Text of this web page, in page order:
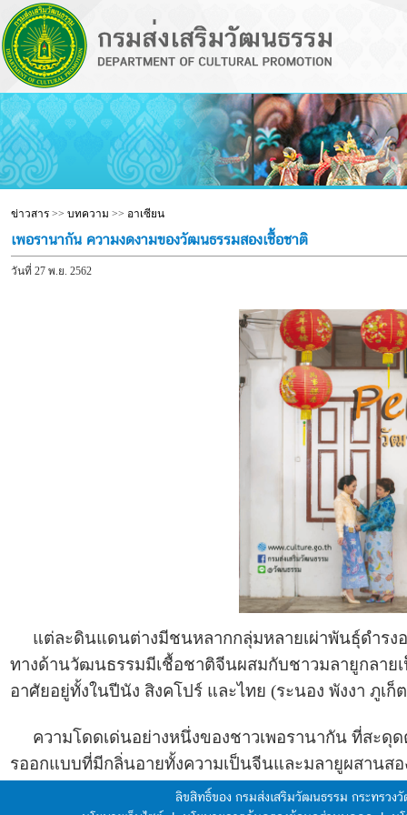
ข่าวสาร>> บทความ >> อาเซียน
เพอรานากัน ความงดงามของวัฒนธรรมสองเชื้อชาติ
วันที่ 27 พ.ย. 2562
แต่ละดินแดนต่างมีชนหลากกลุ่มหลายเผ่าพันธุ์ดำรง
ทางด้านวัฒนธรรมมีเชื้อชาติจีนผสมกับชาวมลายูกลาย
อาศัยอยู่ทั้งในปีนัง สิงคโปร์ และไทย (ระนอง พังงา ภูเก็
ความโดดเด่นอย่างหนึ่งของชาวเพอรานากัน ที่สะดุ
รออกแบบที่มีกลิ่นอายทั้งความเป็นจีนและมลายูผสานส
ลิขสิทธิ์ของ กรมส่งเสริมวัฒนธรรม กระทรว